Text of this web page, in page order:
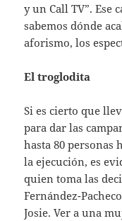
y un Call TV”. Ese
sabemos dónde
aforismo, los
El troglodita
Si es cierto que
para dar las
hasta 80 personas
la ejecución, es
quien toma las
Fernández-
Josie. Ver a una